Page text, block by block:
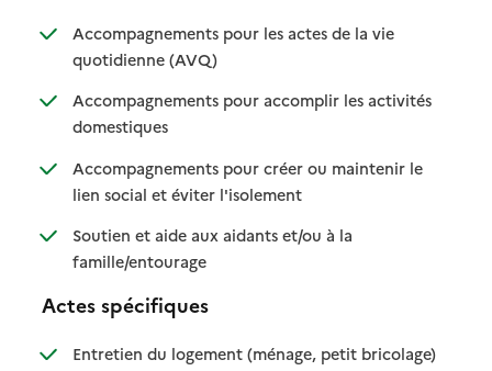
Accompagnements pour les actes de la vie
quotidienne (AVQ): disponible
: non disponible
Accompagnements pour accomplir les activités
domestiques: disponible
: non disponible
Accompagnements pour créer ou maintenir le
lien social et éviter l'isolement: disponible
: non disponible
Soutien et aide aux aidants et/ou à la
famille/entourage: disponible
: non disponible
Actes spécifiques
Entretien du logement (ménage, petit bricolage): disponible
: non